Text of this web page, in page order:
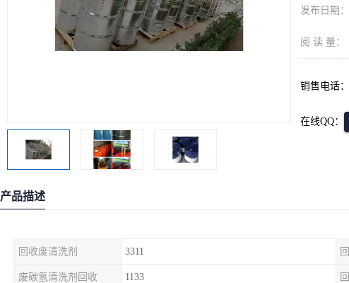
发布日期：
阅 读 量：
销售电话：
在线QQ：
产品描述
回收废清洗剂 3311
废碳氢清洗剂回收 1133